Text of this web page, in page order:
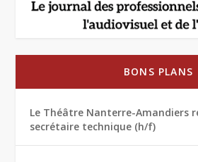
BONS PLANS
Le Théâtre Nanterre-Amandiers
secrétaire technique (h/f)